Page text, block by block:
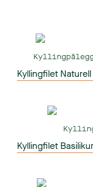
Kyllingfilet
Kyllingfilet